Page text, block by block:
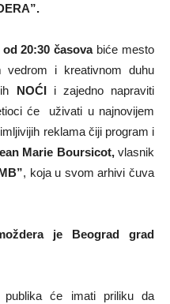
20:30 časovabiće mesto
vedrom i kreativnom duhu
NOĆIi zajedno napraviti
će uživati u najnovijem
reklama čiji program i
Marie Boursicot,vlasnik
, koja u svom arhivi čuva
je Beograd grad
će imati priliku da